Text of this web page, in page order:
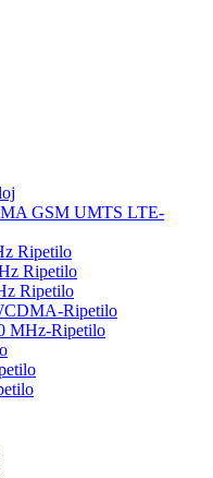
GSM UMTS LTE-
Ripetilo
Ripetilo
Ripetilo
Ripetilo
MHz-Ripetilo